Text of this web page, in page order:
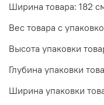
Ширина товара: 182
Вес товара с
Высота упаковки
Глубина упаковки
Ширина упаковки